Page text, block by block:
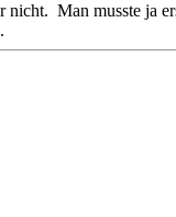
Man musste ja